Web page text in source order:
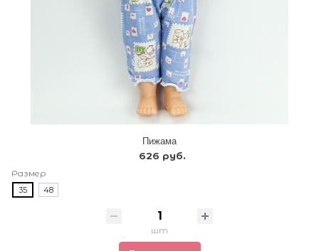
Пижама
626 руб.
Размер
35 48
шт